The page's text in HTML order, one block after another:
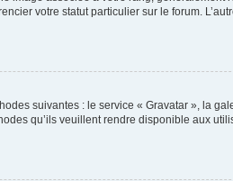
votre statut particulier sur le forum.
suivantes : le service « Gravatar », la
qu’ils veuillent rendre disponible aux